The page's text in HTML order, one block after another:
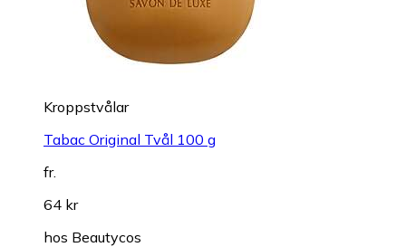
Kroppstvålar
Tabac Original Tvål 100 g
fr.
64 kr
hos Beautycos